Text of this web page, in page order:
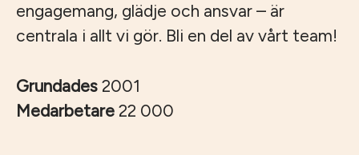
engagemang, glädje och ansvar – är
centrala i allt vi gör. Bli en del av vårt team!
Grundades 2001
Medarbetare 22 000